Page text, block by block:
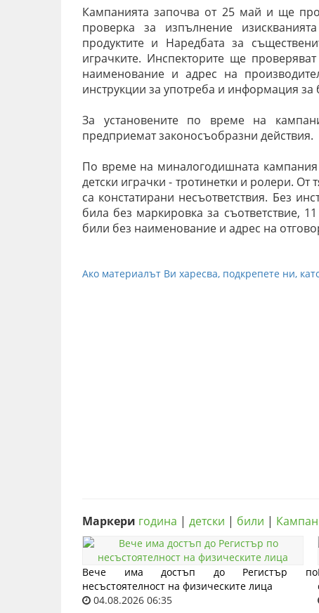
Кампанията започва от 25 май и ще
проверка за изпълнение
продуктите и Наредбата за
играчките. Инспекторите ще
наименование и адрес на
инструкции за употреба и информация за
За установените по време на
предприемат законосъобразни действия.
По време на миналогодишната
детски играчки - тротинетки и ролери.
са констатирани несъответствия. Без
била без маркировка за съответствие,
били без наименование и адрес на
Ако материалът Ви харесва, подкрепете ни,
Маркери година | детски | били |
Вече има достъп до Регистър по
несъстоятелност на физическите лица
04.08.2026 06:35